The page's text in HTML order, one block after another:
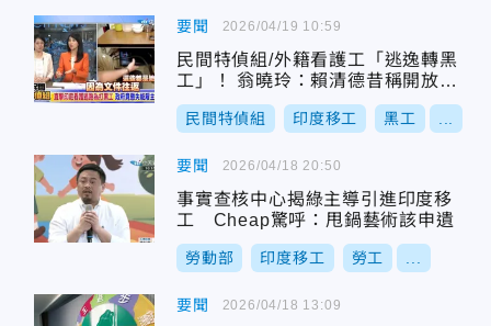
要聞
民間特偵組/外籍看護工「逃逸轉黑
工」！ 翁曉玲：賴清德昔稱開放印
度移工假消息今臉很腫
民間特偵組 印度移工 黑工
2026/04/19 10:59
要聞
事實查核中心揭綠主導引進印度移
工 Cheap驚呼：甩鍋藝術該申遺
勞動部 印度移工 勞工
2026/04/18 20:50
要聞 2026/04/18 13:09